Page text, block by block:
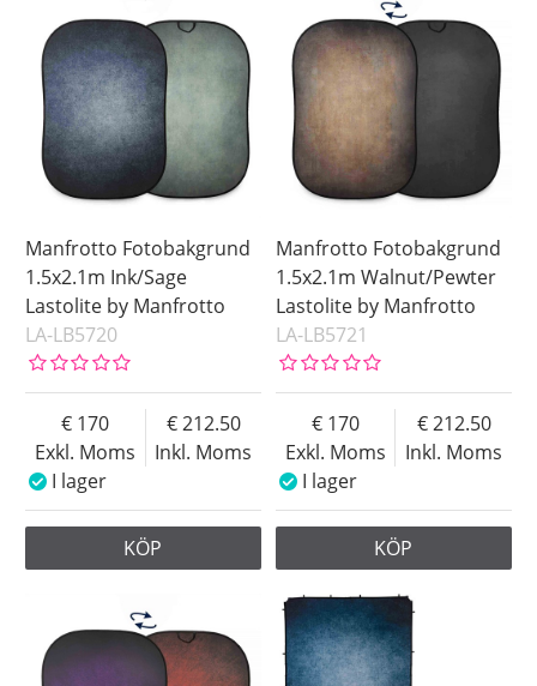
Manfrotto Fotobakgrund
1.5x2.1m Ink/Sage
Lastolite by Manfrotto
LA-LB5720
Exkl. Moms
170
Inkl. Moms
212.50
I lager
KÖP
Manfrotto Fotobakgrund
1.5x2.1m Walnut/Pewter
Lastolite by Manfrotto
LA-LB5721
Exkl. Moms
170
Inkl. Moms
212.50
I lager
KÖP